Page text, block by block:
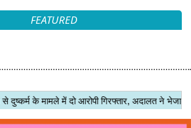
FEATURED